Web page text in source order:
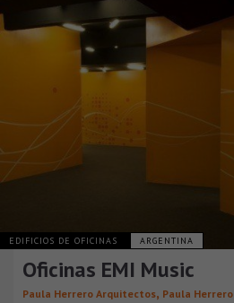
EDIFICIOS DE OFICINAS ARGENTINA
Oficinas EMI Music
Paula Herrero Arquitectos, Paula Herrero